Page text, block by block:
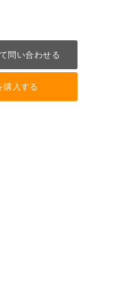
問い合わせる
購入する